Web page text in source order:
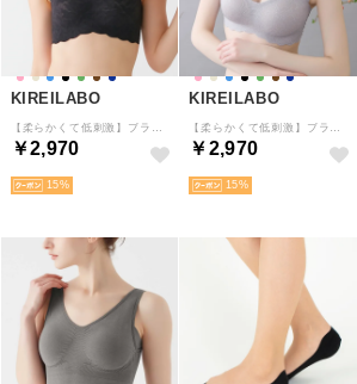
KIREILABO
￥2,970
15
KIREILABO
￥2,970
15